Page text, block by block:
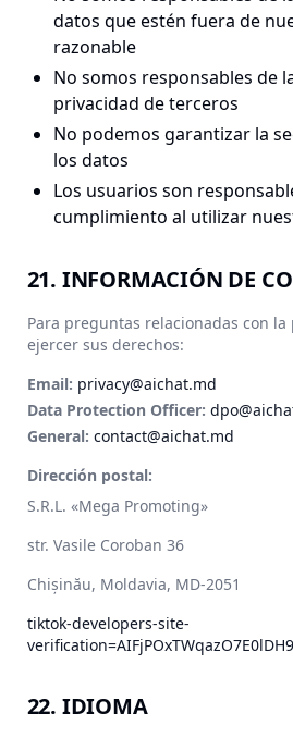
datos que estén fuera de
razonable
No somos responsables de
privacidad de terceros
No podemos garantizar la
los datos
Los usuarios son
cumplimiento al utilizar
21. INFORMACIÓN DE
Para preguntas relacionadas con
ejercer sus derechos:
Email: privacy@aichat.md
Data Protection Officer:
General: contact@aichat.md
Dirección postal:
S.R.L. «Mega Promoting»
str. Vasile Coroban 36
Chișinău, Moldavia, MD-2051
tiktok-developers-site-
22. IDIOMA